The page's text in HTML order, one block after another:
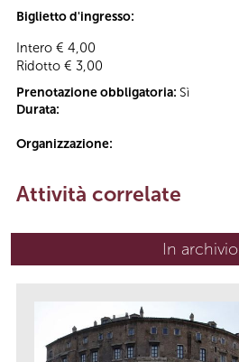
Biglietto d'ingresso:
Intero € 4,00
Ridotto € 3,00
Prenotazione obbligatoria: Sì
Durata:
Organizzazione:
Attività correlate
In archivio